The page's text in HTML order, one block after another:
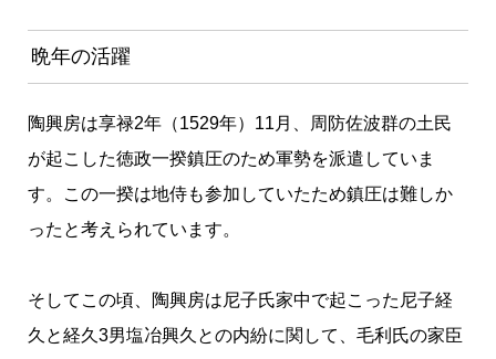
晩年の活躍
陶興房は享禄2年（1529年）11月、周防佐波群の土民
が起こした徳政一揆鎮圧のため軍勢を派遣していま
す。この一揆は地侍も参加していたため鎮圧は難しか
ったと考えられています。
そしてこの頃、陶興房は尼子氏家中で起こった尼子経
久と経久3男塩冶興久との内紛に関して、毛利氏の家臣